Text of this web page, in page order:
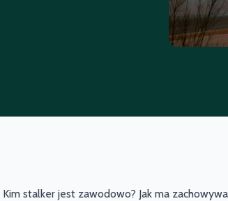
stalker jest zawodowo? Jak ma